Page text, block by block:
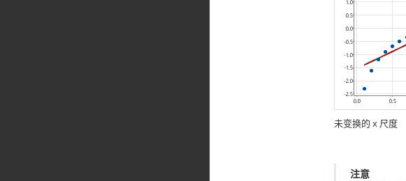
未变换的 x 尺度
注意